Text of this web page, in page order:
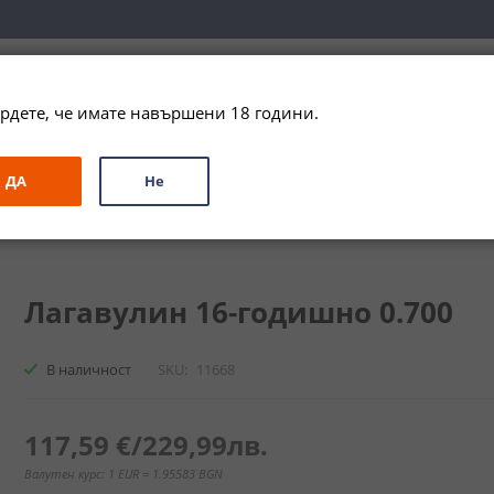
ЗА ПОДАРЪК ПРОМО СПЕЦИАЛНИ ПРЕДЛОЖЕНИЯ
Лагавулин 16-годишно 0.700
В наличност SKU 11668
117,59 €/229,99лв.
Валутен курс: 1 EUR = 1.95583 BGN
че имате навършени 18 години.
ДА Не